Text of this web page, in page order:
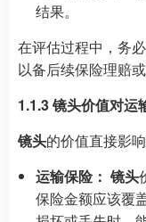
结果。
在评估过程中，务
以备后续保险理赔
1.1.3 镜头价值对运
镜头的价值直接影
运输保险： 镜头
保险金额应该覆